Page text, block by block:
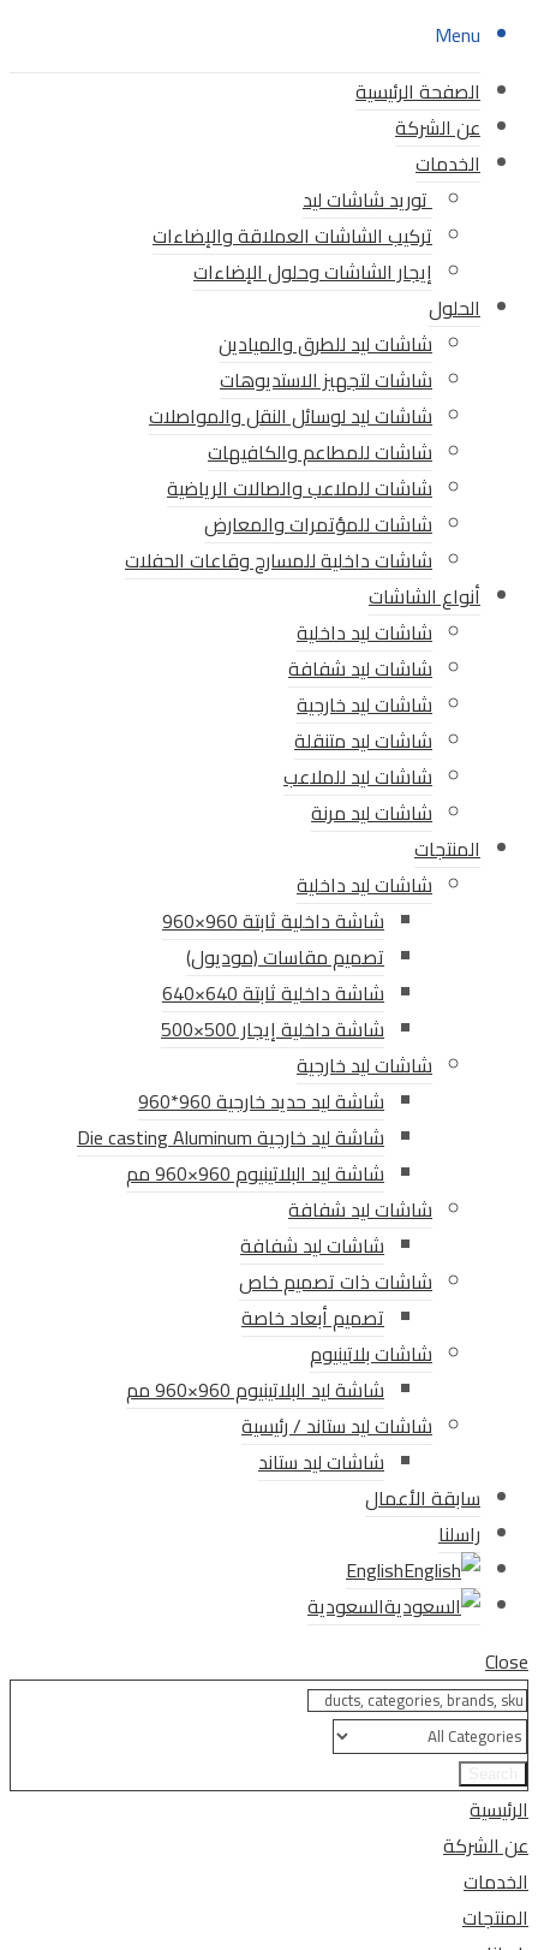
Menu
الصفحة الرئيسية
عن الشركة
الخدمات
توريد شاشات ليد
تركيب الشاشات العملاقة والإضاءات
إيجار الشاشات وحلول الإضاءات
الحلول
شاشات ليد للطرق والميادين
شاشات لتجهيز الاستديوهات
شاشات ليد لوسائل النقل والمواصلات
شاشات للمطاعم والكافيهات
شاشات للملاعب والصالات الرياضية
شاشات للمؤتمرات والمعارض
شاشات داخلية للمسارح وقاعات الحفلات
أنواع الشاشات
شاشات ليد داخلية
شاشات ليد شفافة
شاشات ليد خارجية
شاشات ليد متنقلة
شاشات ليد للملاعب
شاشات ليد مرنة
المنتجات
شاشات ليد داخلية
شاشة داخلية ثابتة 960×960
تصميم مقاسات (موديول)
شاشة داخلية ثابتة 640×640
شاشة داخلية إيجار 500×500
شاشات ليد خارجية
شاشة ليد حديد خارجية 960*960
شاشة ليد خارجية Die casting Aluminum
شاشة ليد البلاتينيوم 960×960 مم
شاشات ليد شفافة
شاشات ليد شفافة
شاشات ذات تصميم خاص
تصميم أبعاد خاصة
شاشات بلاتينيوم
شاشة ليد البلاتينيوم 960×960 مم
شاشات ليد ستاند / رئيسية
شاشات ليد ستاند
سابقة الأعمال
راسلنا
English
السعودية
Close
الرئيسية
عن الشركة
الخدمات
المنتجات